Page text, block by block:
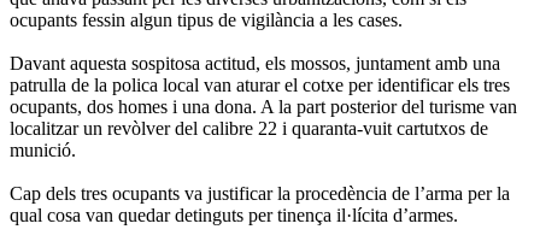
ocupants fessin algun tipus de vigilància a les cases.
Davant aquesta sospitosa actitud, els mossos, juntament amb una
patrulla de la polica local van aturar el cotxe per identificar els tres
ocupants, dos homes i una dona. A la part posterior del turisme van
localitzar un revòlver del calibre 22 i quaranta-vuit cartutxos de
munició.
Cap dels tres ocupants va justificar la procedència de l’arma per la
qual cosa van quedar detinguts per tinença il·lícita d’armes.